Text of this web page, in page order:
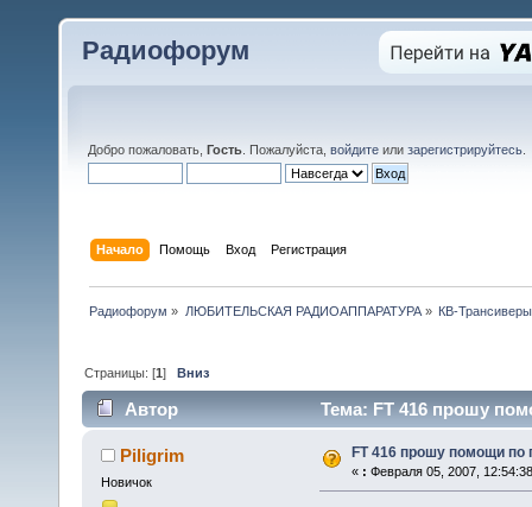
Радиофорум
Добро пожаловать, Гость . Пожалуйста, войдите или зарегистрируйтесь
Начало Помощь Вход Регистрация
Радиофорум » ЛЮБИТЕЛЬСКАЯ РАДИОАППАРАТУРА» КВ-Трансиверы
Страницы: [1]Вниз
Автор Тема: FT 416 прошу
Piligrim
Новичок
FT 416 прошу помощи по
« : Февраля 05, 2007,